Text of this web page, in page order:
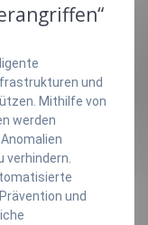
und
Mithilfe von
werden
und